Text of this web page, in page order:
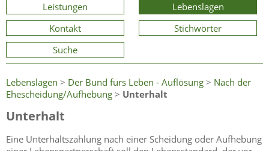
Leistungen
Lebenslagen
Kontakt
Stichwörter
Suche
Lebenslagen > Der Bund fürs Leben - Auflösung > Nach der
Ehescheidung/Aufhebung > Unterhalt
Unterhalt
Eine Unterhaltszahlung nach einer Scheidung oder Aufhebung